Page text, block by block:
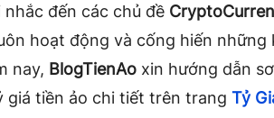
đến các chủ đề
hoạt động và cống hiến những
nay, BlogTienAo xin hướng dẫn
giá tiền ảo chi tiết trên trang Tỷ